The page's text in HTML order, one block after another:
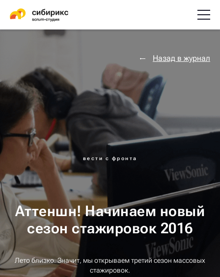
Назад в журнал
вести с фронта
Аттеншн! Начинаем новый
сезон стажировок 2016
Лето близко. Значит, мы открываем третий сезон массовых
стажировок.